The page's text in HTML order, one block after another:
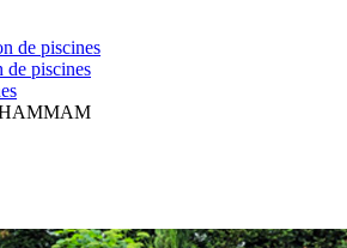
de piscines
de piscines